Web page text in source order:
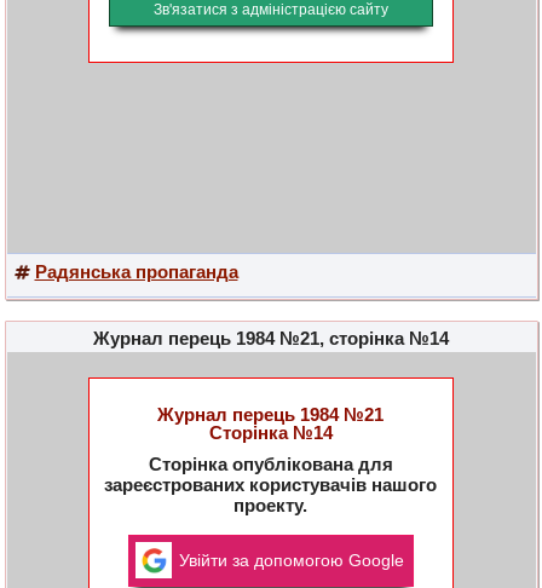
Зв'язатися з адміністрацією сайту
Радянська пропаганда
Журнал перець 1984 №21, сторінка №14
Журнал перець 1984 №21
Сторінка №14
Сторінка опублікована для
зареєстрованих користувачів нашого
проекту.
Увійти за допомогою Google